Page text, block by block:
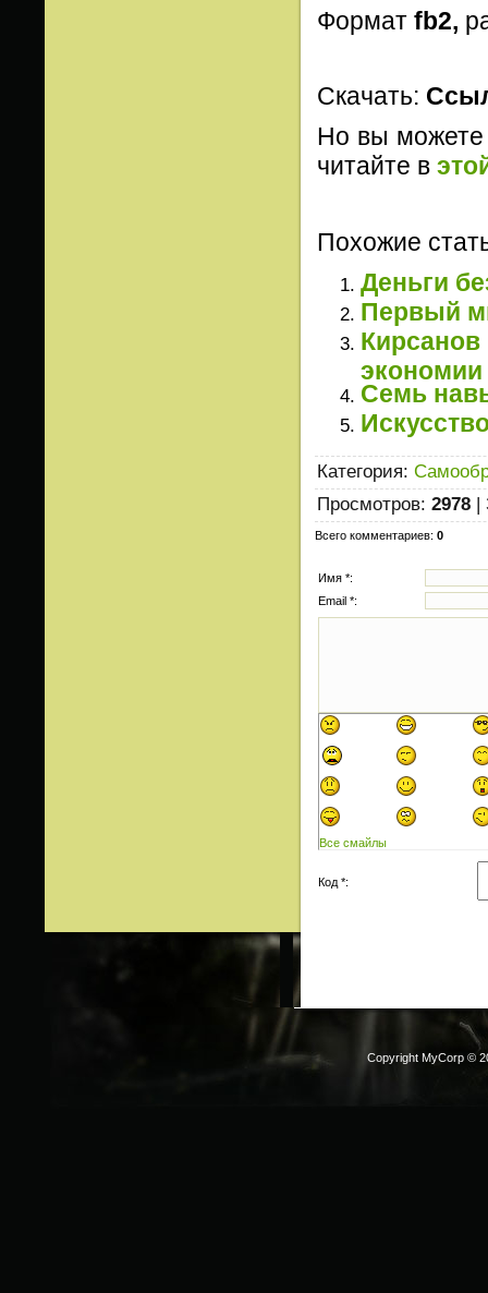
Формат fb2,
Скачать:
Но вы можете
читайте в
Похожие
Деньги
Первый
экономии
Семь
Категория:
Просмотров: 2978 |
Всего комментариев: 0
Имя *:
Email *:
Все смайлы
Код *:
Copyright MyCorp ©